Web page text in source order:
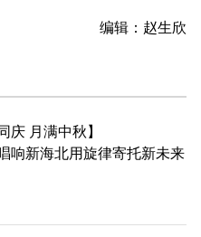
编辑：赵生欣
庆 月满中秋】
响新海北用旋律寄托新未来